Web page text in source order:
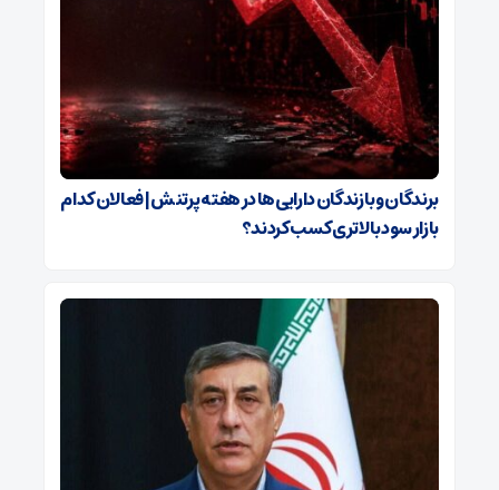
برندگان و بازندگان دارایی‌ها در هفته پرتنش | فعالان کدام
بازار سود بالاتری کسب کردند؟